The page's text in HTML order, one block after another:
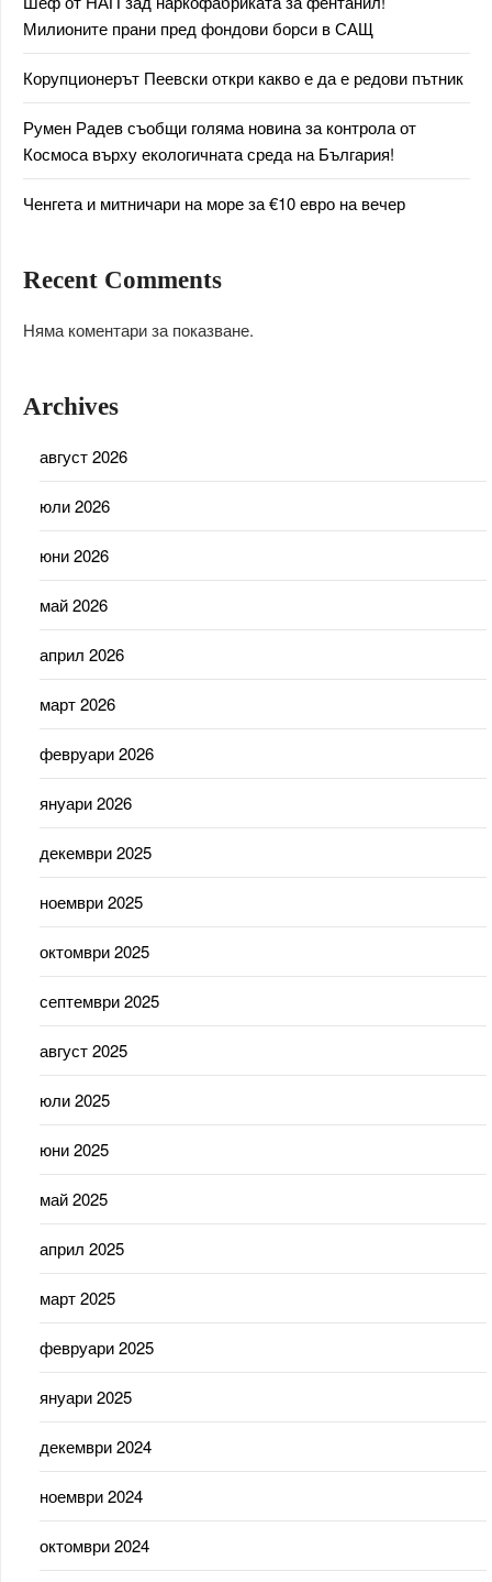
Милионите прани пред фондови борси в САЩ
Корупционерът Пеевски откри какво е да е редови пътник
Румен Радев съобщи голяма новина за контрола от
Космоса върху екологичната среда на България!
Ченгета и митничари на море за €10 евро на вечер
Recent Comments
Няма коментари за показване.
Archives
август 2026
юли 2026
юни 2026
май 2026
април 2026
март 2026
февруари 2026
януари 2026
декември 2025
ноември 2025
октомври 2025
септември 2025
август 2025
юли 2025
юни 2025
май 2025
април 2025
март 2025
февруари 2025
януари 2025
декември 2024
ноември 2024
октомври 2024